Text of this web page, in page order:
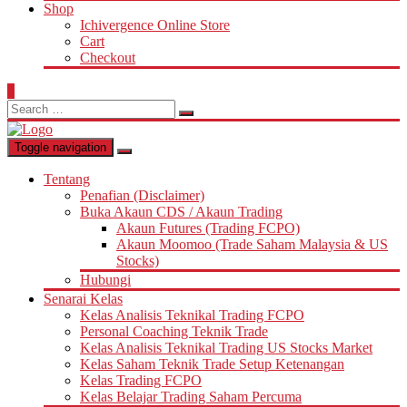
Shop
Ichivergence Online Store
Cart
Checkout
Search
for:
Toggle navigation
Tentang
Penafian (Disclaimer)
Buka Akaun CDS / Akaun Trading
Akaun Futures (Trading FCPO)
Akaun Moomoo (Trade Saham Malaysia & US
Stocks)
Hubungi
Senarai Kelas
Kelas Analisis Teknikal Trading FCPO
Personal Coaching Teknik Trade
Kelas Analisis Teknikal Trading US Stocks Market
Kelas Saham Teknik Trade Setup Ketenangan
Kelas Trading FCPO
Kelas Belajar Trading Saham Percuma